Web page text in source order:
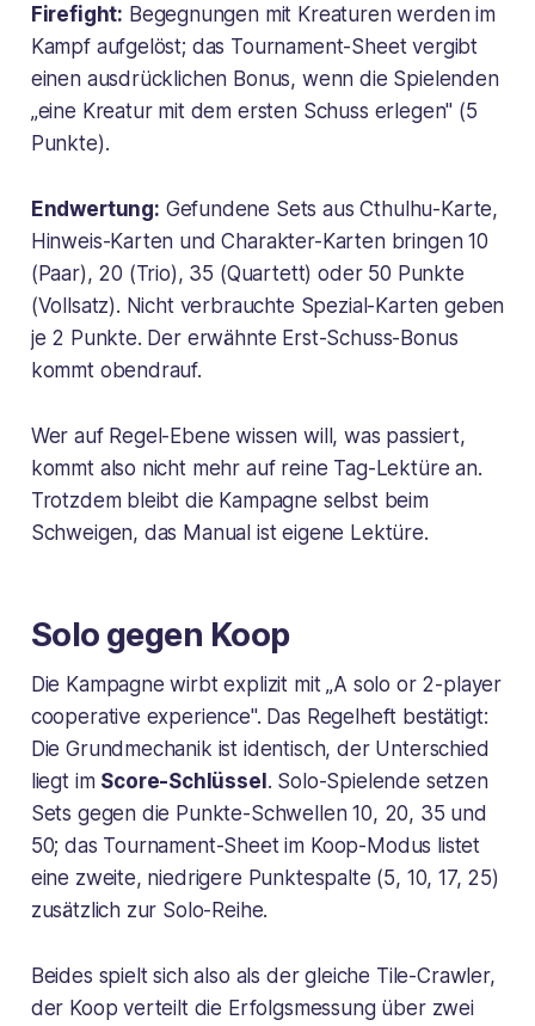
Firefight: Begegnungen mit Kreaturen werden im
Kampf aufgelöst; das Tournament-Sheet vergibt
einen ausdrücklichen Bonus, wenn die Spielenden
„eine Kreatur mit dem ersten Schuss erlegen" (5
Punkte).
Endwertung: Gefundene Sets aus Cthulhu-Karte,
Hinweis-Karten und Charakter-Karten bringen 10
(Paar), 20 (Trio), 35 (Quartett) oder 50 Punkte
(Vollsatz). Nicht verbrauchte Spezial-Karten geben
je 2 Punkte. Der erwähnte Erst-Schuss-Bonus
kommt obendrauf.
Wer auf Regel-Ebene wissen will, was passiert,
kommt also nicht mehr auf reine Tag-Lektüre an.
Trotzdem bleibt die Kampagne selbst beim
Schweigen, das Manual ist eigene Lektüre.
Solo gegen Koop
Die Kampagne wirbt explizit mit „A solo or 2-player
cooperative experience". Das Regelheft bestätigt:
Die Grundmechanik ist identisch, der Unterschied
liegt im Score-Schlüssel. Solo-Spielende setzen
Sets gegen die Punkte-Schwellen 10, 20, 35 und
50; das Tournament-Sheet im Koop-Modus listet
eine zweite, niedrigere Punktespalte (5, 10, 17, 25)
zusätzlich zur Solo-Reihe.
Beides spielt sich also als der gleiche Tile-Crawler,
der Koop verteilt die Erfolgsmessung über zwei